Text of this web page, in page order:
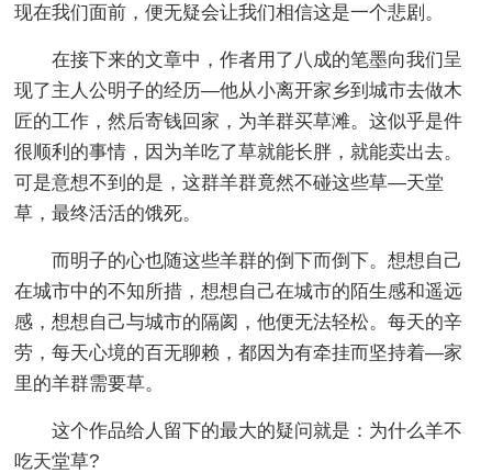
现在我们面前，便无疑会让我们相信这是一个悲剧。
在接下来的文章中，作者用了八成的笔墨向我们呈
现了主人公明子的经历—他从小离开家乡到城市去做木
匠的工作，然后寄钱回家，为羊群买草滩。这似乎是件
很顺利的事情，因为羊吃了草就能长胖，就能卖出去。
可是意想不到的是，这群羊群竟然不碰这些草—天堂
草，最终活活的饿死。
而明子的心也随这些羊群的倒下而倒下。想想自己
在城市中的不知所措，想想自己在城市的陌生感和遥远
感，想想自己与城市的隔阂，他便无法轻松。每天的辛
劳，每天心境的百无聊赖，都因为有牵挂而坚持着—家
里的羊群需要草。
这个作品给人留下的最大的疑问就是：为什么羊不
吃天堂草?